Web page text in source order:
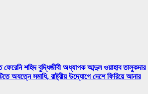
শহিদ বুদ্ধিজীবী অধ্যাপক আব্দুল ওয়াহাব তালুকদার
অযত্নে সমাধি, রাষ্ট্রীয় উদ্যোগে দেশে ফিরিয়ে আনার